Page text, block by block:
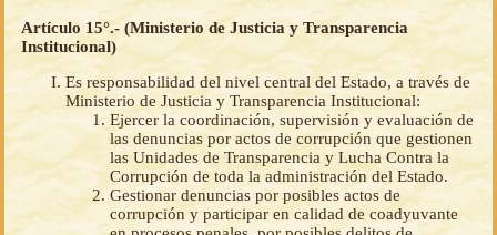
Artículo 15°.- (Ministerio de Justicia y Transparencia
Institucional)
Es responsabilidad del nivel central del Estado, a través de
Ministerio de Justicia y Transparencia Institucional:
Ejercer la coordinación, supervisión y evaluación de
las denuncias por actos de corrupción que gestionen
las Unidades de Transparencia y Lucha Contra la
Corrupción de toda la administración del Estado.
Gestionar denuncias por posibles actos de
corrupción y participar en calidad de coadyuvante